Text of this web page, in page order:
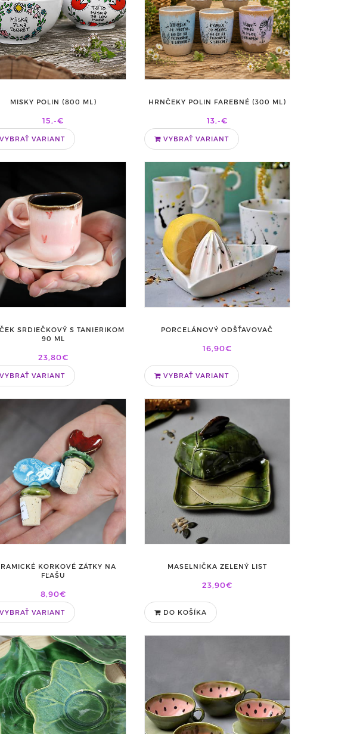
MISKY POLIN (800 ML)
15,-€
VARIANT
HRNČEKY POLIN FAREBNÉ (300 ML)
13,-€
VYBRAŤ VARIANT
SRDIEČKOVÝ S TANIERIKOM
90 ML
23,80€
VARIANT
PORCELÁNOVÝ ODŠŤAVOVAČ
16,90€
VYBRAŤ VARIANT
KORKOVÉ ZÁTKY NA
FĽAŠU
8,90€
VARIANT
MASELNIČKA ZELENÝ LIST
23,90€
DO KOŠÍKA